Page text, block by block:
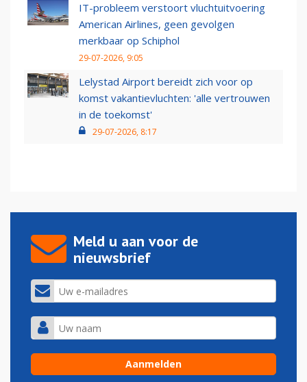
IT-probleem verstoort vluchtuitvoering
American Airlines, geen gevolgen
merkbaar op Schiphol
29-07-2026, 9:05
Lelystad Airport bereidt zich voor op
komst vakantievluchten: 'alle vertrouwen
in de toekomst'
29-07-2026, 8:17
Meld u aan voor de
nieuwsbrief